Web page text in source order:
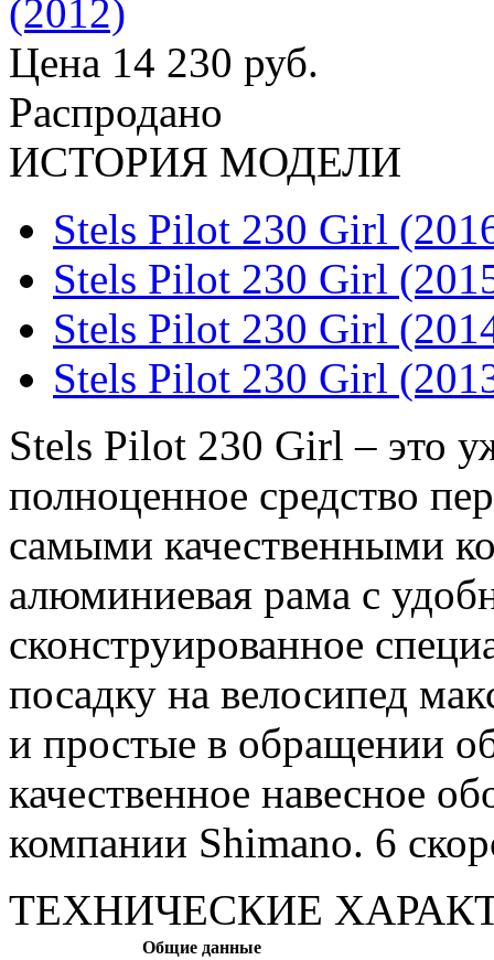
Цена 14 230 руб.
Распродано
ИСТОРИЯ МОДЕЛИ
Stels Pilot 230 Girl
Stels Pilot 230 Girl
Stels Pilot 230 Girl
Stels Pilot 230 Girl
Stels Pilot 230 Girl – это
полноценное средство
самыми качественными
алюминиевая рама с
сконструированное
посадку на велосипед
и простые в обращении
качественное навесное
компании Shimano. 6
ТЕХНИЧЕСКИЕ
Общие данные